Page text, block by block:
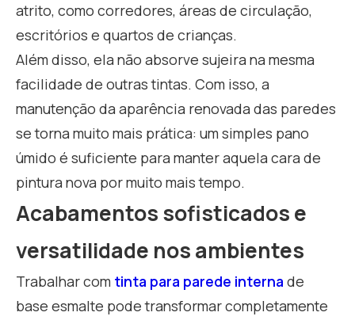
atrito, como corredores, áreas de circulação,
escritórios e quartos de crianças.
Além disso, ela não absorve sujeira na mesma
facilidade de outras tintas. Com isso, a
manutenção da aparência renovada das paredes
se torna muito mais prática: um simples pano
úmido é suficiente para manter aquela cara de
pintura nova por muito mais tempo.
Acabamentos sofisticados e
versatilidade nos ambientes
Trabalhar com tinta para parede interna de
base esmalte pode transformar completamente